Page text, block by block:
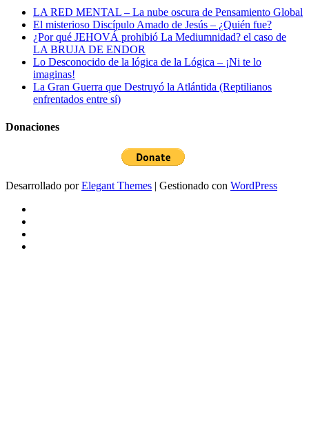
LA RED MENTAL – La nube oscura de Pensamiento Global
El misterioso Discípulo Amado de Jesús – ¿Quién fue?
¿Por qué JEHOVÁ prohibió La Mediumnidad? el caso de
LA BRUJA DE ENDOR
Lo Desconocido de la lógica de la Lógica – ¡Ni te lo
imaginas!
La Gran Guerra que Destruyó la Atlántida (Reptilianos
enfrentados entre sí)
Donaciones
Desarrollado porElegant Themes | Gestionado con WordPress